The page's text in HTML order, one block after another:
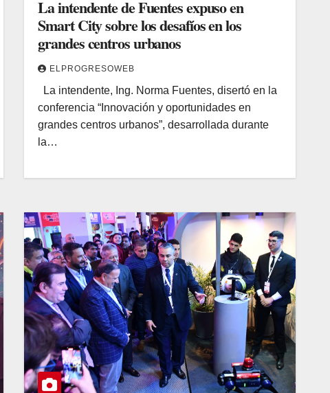
La intendente de Fuentes expuso en
Smart City sobre los desafíos en los
grandes centros urbanos
ELPROGRESOWEB
La intendente, Ing. Norma Fuentes, disertó en la
conferencia “Innovación y oportunidades en
grandes centros urbanos”, desarrollada durante
la…